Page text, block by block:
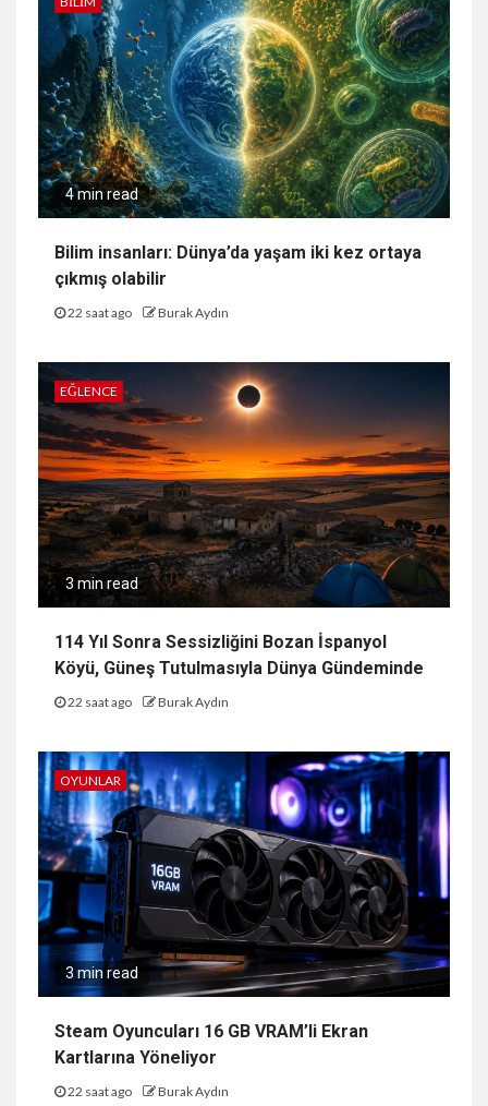
4 min read
Bilim insanları: Dünya’da yaşam iki kez ortaya
çıkmış olabilir
22 saat ago Burak Aydın
EĞLENCE
3 min read
114 Yıl Sonra Sessizliğini Bozan İspanyol
Köyü, Güneş Tutulmasıyla Dünya Gündeminde
22 saat ago Burak Aydın
OYUNLAR
3 min read
Steam Oyuncuları 16 GB VRAM’li Ekran
Kartlarına Yöneliyor
22 saat ago Burak Aydın